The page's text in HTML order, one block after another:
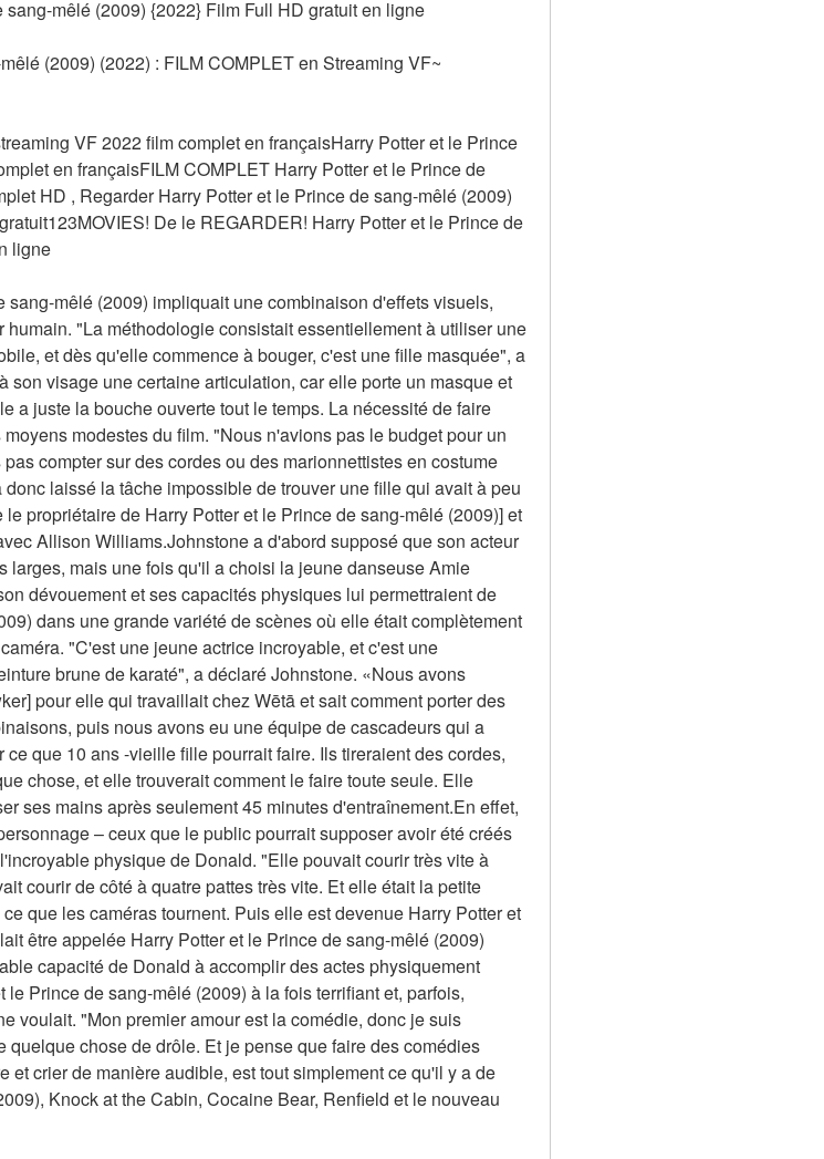
mêlé (2009) {2022} Film Full HD gratuit en ligne
(2009) (2022) : FILM COMPLET en Streaming VF~
VF 2022 film complet en françaisHarry Potter et le Prince
en françaisFILM COMPLET Harry Potter et le Prince de
HD , Regarder Harry Potter et le Prince de sang-mêlé (2009)
De le REGARDER! Harry Potter et le Prince de
ligne
mêlé (2009) impliquait une combinaison d'effets visuels,
"La méthodologie consistait essentiellement à utiliser une
et dès qu'elle commence à bouger, c'est une fille masquée", a
son visage une certaine articulation, car elle porte un masque et
a juste la bouche ouverte tout le temps. La nécessité de faire
modestes du film. "Nous n'avions pas le budget pour un
compter sur des cordes ou des marionnettistes en costume
laissé la tâche impossible de trouver une fille qui avait à peu
propriétaire de Harry Potter et le Prince de sang-mêlé (2009)] et
Allison Williams.Johnstone a d'abord supposé que son acteur
larges, mais une fois qu'il a choisi la jeune danseuse Amie
dévouement et ses capacités physiques lui permettraient de
dans une grande variété de scènes où elle était complètement
"C'est une jeune actrice incroyable, et c'est une
brune de karaté", a déclaré Johnstone. «Nous avons
pour elle qui travaillait chez Wētā et sait comment porter des
puis nous avons eu une équipe de cascadeurs qui a
que 10 ans -vieille fille pourrait faire. Ils tireraient des cordes,
chose, et elle trouverait comment le faire toute seule. Elle
ses mains après seulement 45 minutes d'entraînement.En effet,
– ceux que le public pourrait supposer avoir été créés
physique de Donald. "Elle pouvait courir très vite à
courir de côté à quatre pattes très vite. Et elle était la petite
que les caméras tournent. Puis elle est devenue Harry Potter et
être appelée Harry Potter et le Prince de sang-mêlé (2009)
capacité de Donald à accomplir des actes physiquement
Prince de sang-mêlé (2009) à la fois terrifiant et, parfois,
voulait. "Mon premier amour est la comédie, donc je suis
chose de drôle. Et je pense que faire des comédies
et crier de manière audible, est tout simplement ce qu'il y a de
Knock at the Cabin, Cocaine Bear, Renfield et le nouveau